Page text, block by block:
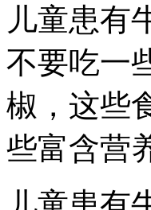
儿童患有
不要吃一
椒，这些
些富含营